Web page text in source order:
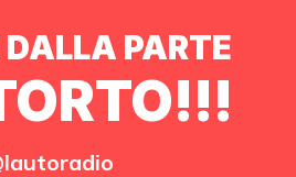
DALLA PARTE